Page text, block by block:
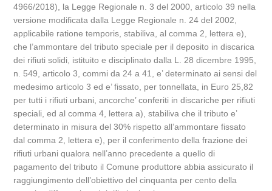
4966/2018), la Legge Regionale n. 3 del 2000, articolo 39 nella
versione modificata dalla Legge Regionale n. 24 del 2002,
applicabile ratione temporis, stabiliva, al comma 2, lettera e),
che l’ammontare del tributo speciale per il deposito in discarica
dei rifiuti solidi, istituito e disciplinato dalla L. 28 dicembre 1995,
n. 549, articolo 3, commi da 24 a 41, e’ determinato ai sensi del
medesimo articolo 3 ed e’ fissato, per tonnellata, in Euro 25,82
per tutti i rifiuti urbani, ancorche’ conferiti in discariche per rifiuti
speciali, ed al comma 4, lettera a), stabiliva che il tributo e’
determinato in misura del 30% rispetto all’ammontare fissato
dal comma 2, lettera e), per il conferimento della frazione dei
rifiuti urbani qualora nell’anno precedente a quello di
pagamento del tributo il Comune produttore abbia assicurato il
raggiungimento dell’obiettivo del cinquanta per cento della